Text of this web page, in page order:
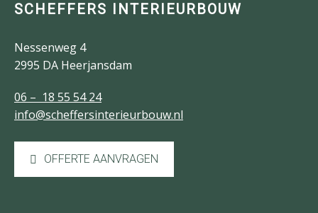
SCHEFFERS INTERIEURBOUW
Nessenweg 4
2995 DA Heerjansdam
06 – 18 55 54 24
info@scheffersinterieurbouw.nl
OFFERTE AANVRAGEN